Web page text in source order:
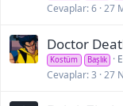
Cevaplar 6 27
Doctor
Kostüm Başlık
Cevaplar 3 27